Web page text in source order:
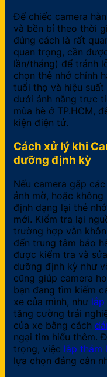
Để chiếc camera
và bền bỉ theo thời
đúng cách là rất
quan trọng, cần
lần/tháng) để tránh
chọn thẻ nhớ chính
tuổi thọ và hiệu suất
dưới ánh nắng trực
mùa hè ở TP.HCM,
kiện điện tử.
Cách xử lý khi
dưỡng định kỳ
Nếu camera gặp
ảnh mờ, hoặc
định dạng lại thẻ
mới. Kiểm tra lại
trường hợp vẫn
đến trung tâm bảo
được kiểm tra và
dưỡng định kỳ như
cũng giúp camera
bạn đang tìm kiếm
xe của mình, như
tăng cường trải
của xe bằng cách
ngại tìm hiểu thêm.
trọng, việc lắp thảm
lựa chọn đáng cân